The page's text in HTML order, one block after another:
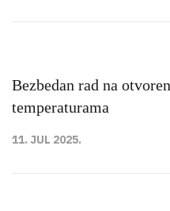
Bezbedan rad na
temperaturama
11. JUL 2025.